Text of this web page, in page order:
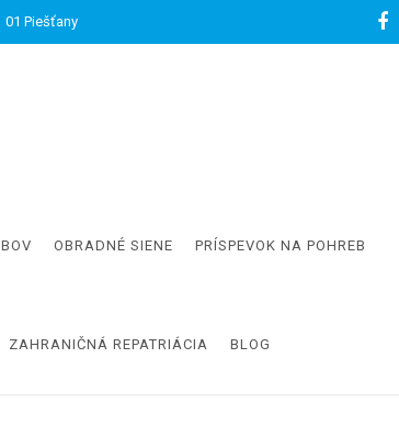
01 Piešťany
OBRADNÉ SIENE PRÍSPEVOK NA POHREB
ZAHRANIČNÁ REPATRIÁCIA BLOG